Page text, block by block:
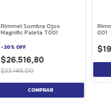
Rimmel Sombra Ojos
Magnific Paleta T001
-20% OFF
$26.516,80
$33.146,00
001